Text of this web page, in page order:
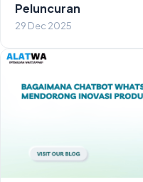
Peluncuran
29 Dec 2025